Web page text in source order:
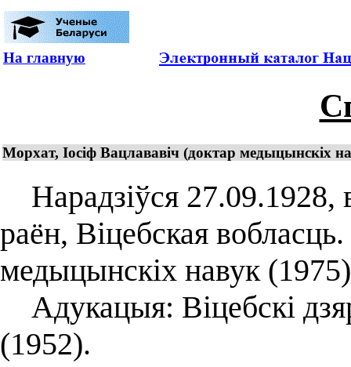
На главную
Морхат, Іосіф Вацлававіч (доктар медыцынскіх
Нарадзіўся 27.09.1928,
раён, Віцебская
медыцынскіх навук
Адукацыя: Віцебскі
(1952).